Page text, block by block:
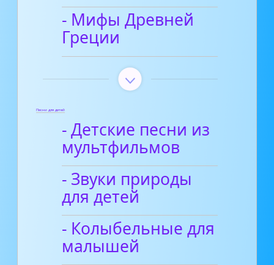
- Мифы Древней
Греции
Песни для детей
- Детские песни из
мультфильмов
- Звуки природы
для детей
- Колыбельные для
малышей